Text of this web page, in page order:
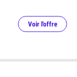
Voir l'offre